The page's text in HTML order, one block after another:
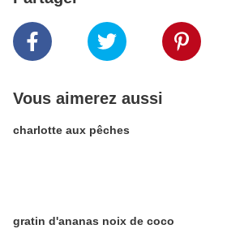
Vous aimerez aussi
charlotte aux pêches
gratin d'ananas noix de coco